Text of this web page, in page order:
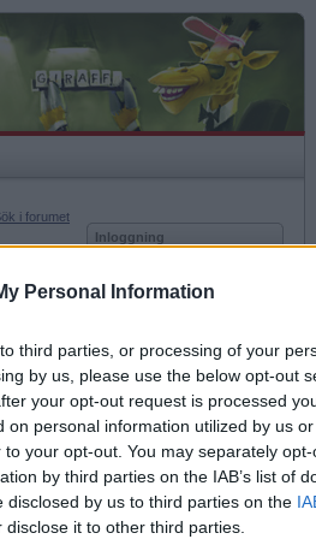
Personal Information
third parties, or processing of your
by us, please use the below opt-out
your opt-out request is processed
personal information utilized by us
your opt-out. You may separately
by third parties on the IAB’s list of
by us to third parties on the
it to other third parties.
i forumet
sida »
29 18:48
Inloggning
Kom ihåg mig
Glömt ditt lösenord?
Få ny aktiveringslänk
Betapet är gratis!